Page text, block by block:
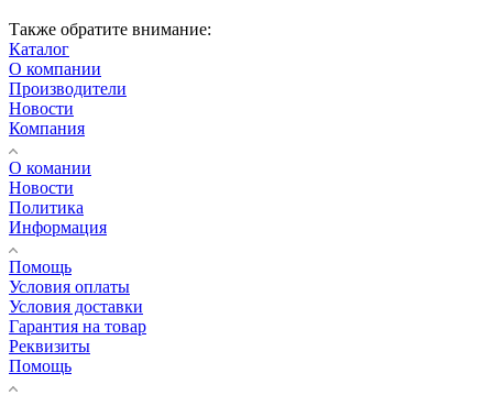
Также обратите внимание:
Каталог
О компании
Производители
Новости
Компания
О комании
Новости
Политика
Информация
Помощь
Условия оплаты
Условия доставки
Гарантия на товар
Реквизиты
Помощь